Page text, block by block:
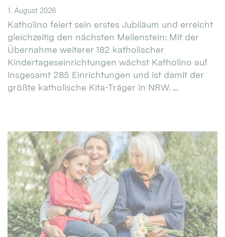
1. August 2026
Katholino feiert sein erstes Jubiläum und erreicht
gleichzeitig den nächsten Meilenstein: Mit der
Übernahme weiterer 182 katholischer
Kindertageseinrichtungen wächst Katholino auf
insgesamt 285 Einrichtungen und ist damit der
größte katholische Kita-Träger in NRW. ...